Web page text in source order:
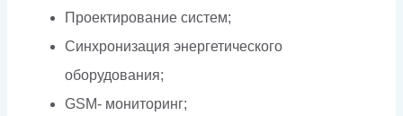
Проектирование систем;
Синхронизация энергетического
оборудования;
GSM- мониторинг;